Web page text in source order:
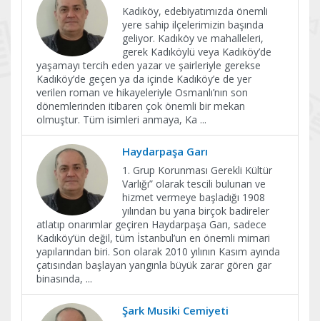
Kadıköy, edebiyatımızda önemli
yere sahip ilçelerimizin başında
geliyor. Kadıköy ve mahalleleri,
gerek Kadıköylü veya Kadıköy’de
yaşamayı tercih eden yazar ve şairleriyle gerekse
Kadıköy’de geçen ya da içinde Kadıköy’e de yer
verilen roman ve hikayeleriyle Osmanlı’nın son
dönemlerinden itibaren çok önemli bir mekan
olmuştur. Tüm isimleri anmaya, Ka ...
Haydarpaşa Garı
1. Grup Korunması Gerekli Kültür
Varlığı” olarak tescili bulunan ve
hizmet vermeye başladığı 1908
yılından bu yana birçok badireler
atlatıp onarımlar geçiren Haydarpaşa Garı, sadece
Kadıköy’ün değil, tüm İstanbul’un en önemli mimari
yapılarından biri. Son olarak 2010 yılının Kasım ayında
çatısından başlayan yangınla büyük zarar gören gar
binasında, ...
Şark Musiki Cemiyeti